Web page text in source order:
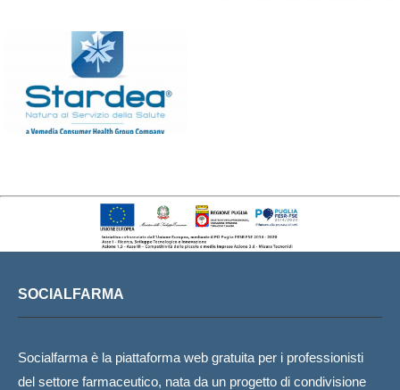
SOCIALFARMA
Socialfarma è la piattaforma web gratuita per i professionisti
del settore farmaceutico, nata da un progetto di condivisione